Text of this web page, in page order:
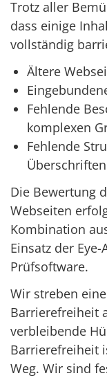
Trotz aller
dass einige
vollständig
Ältere
Fehlende
komplexen
Fehlende
Überschriften
Die Bewertung
Webseiten
Kombination
Einsatz der
Prüfsoftware.
Wir streben
Barrierefreiheit
verbleibende
Barrierefreiheit
Weg. Wir sind